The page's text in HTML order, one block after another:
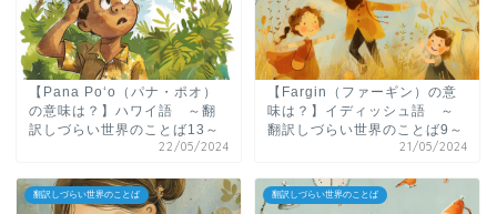
【Pana Poʻo（パナ・ポオ）
の意味は？】ハワイ語 ～翻
訳しづらい世界のことば13～
22/05/2024
【Fargin（ファーギン）の意
味は？】イディッシュ語 ～
翻訳しづらい世界のことば9～
21/05/2024
翻訳しづらい世界のことば 翻訳しづらい世界のことば